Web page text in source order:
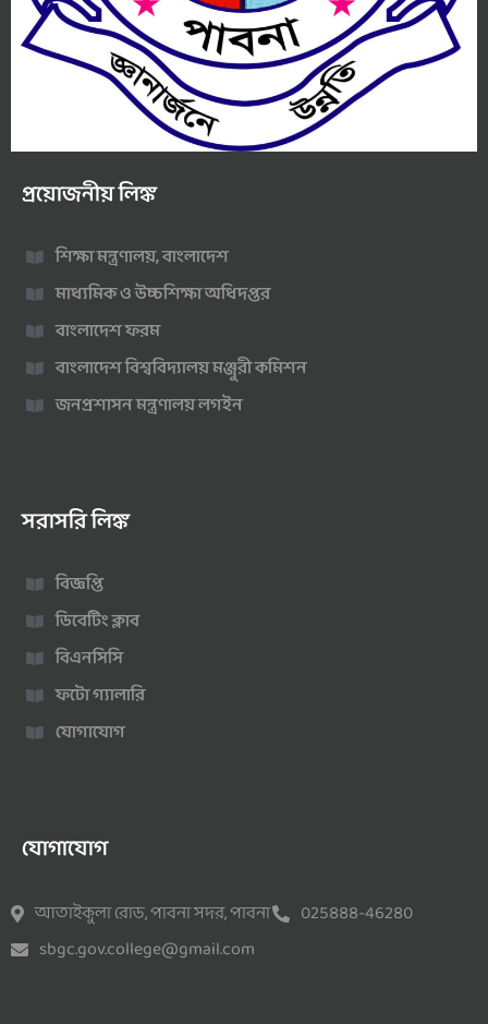
প্রয়োজনীয় লিঙ্ক
শিক্ষা মন্ত্রণালয়, বাংলাদেশ
মাধ্যমিক ও উচ্চশিক্ষা অধিদপ্তর
বাংলাদেশ ফরম
বাংলাদেশ বিশ্ববিদ্যালয় মঞ্জুরী কমিশন
জনপ্রশাসন মন্ত্রণালয় লগইন
সরাসরি লিঙ্ক
বিজ্ঞপ্তি
ডিবেটিং ক্লাব
বিএনসিসি
ফটো গ্যালারি
যোগাযোগ
যোগাযোগ
আতাইকুলা রোড, পাবনা সদর, পাবনা
025888-46280
sbgc.gov.college@gmail.com